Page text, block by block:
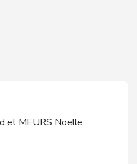
et MEURS Noëlle